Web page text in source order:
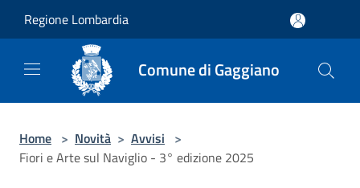
Regione Lombardia
Comune di Gaggiano
Home > Novità > Avvisi >
Fiori e Arte sul Naviglio - 3° edizione 2025